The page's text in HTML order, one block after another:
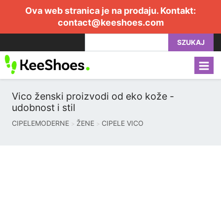
Ova web stranica je na prodaju. Kontakt:
contact@keeshoes.com
SZUKAJ
Vico ženski proizvodi od eko kože -
udobnost i stil
CIPELEMODERNE ŽENE CIPELE VICO